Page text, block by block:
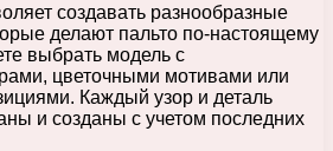
создавать разнообразные
делают пальто по-настоящему
выбрать модель с
цветочными мотивами или
Каждый узор и деталь
и созданы с учетом последних